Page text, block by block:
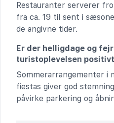
Restauranter serverer
fra ca. 19 til sent i
de angivne tider.
Er der helligdage og
turistoplevelsen
Sommerarrangementer i
fiestas giver god
påvirke parkering og